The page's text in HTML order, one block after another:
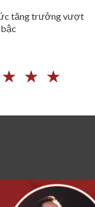
tăng trưởng vượt
bậc
☆ ☆ ☆